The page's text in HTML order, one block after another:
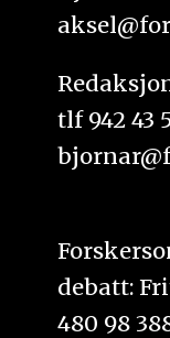
tlf 942 43
debatt:
480 98